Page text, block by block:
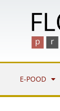
E-POOD